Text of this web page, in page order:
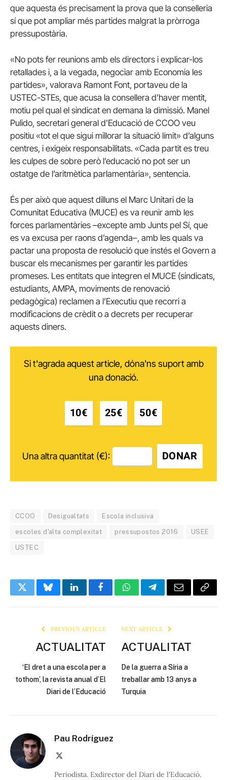
que aquesta és precisament la prova que la conselleria
sí que pot ampliar més partides malgrat la pròrroga
pressupostària.
«No pots fer reunions amb els directors i explicar-los
retallades i, a la vegada, negociar amb Economia les
partides», valorava Ramont Font, portaveu de la
USTEC-STEs, que acusa la consellera d’haver mentit,
motiu pel qual el sindicat en demana la dimissió. Manel
Pulido, secretari general d’Educació de CCOO veu
positiu «tot el que sigui millorar la situació límit» d’alguns
centres, i exigeix responsabilitats. «Cada partit es treu
les culpes de sobre però l’educació no pot ser un
ostatge de l’aritmètica parlamentària», sentencia.
És per això que aquest dilluns el Marc Unitari de la
Comunitat Educativa (MUCE) es va reunir amb les
forces parlamentàries –excepte amb Junts pel Sí, que
es va excusa per raons d’agenda–, amb les quals va
pactar una proposta de resolució que instés el Govern a
buscar els mecanismes per garantir les partides
promeses. Les entitats que integren el MUCE (sindicats,
estudiants, AMPA, moviments de renovació
pedagògica) reclamen a l’Executiu que recorri a
modificacions de crèdit o a decrets per recuperar
aquests diners.
Si t'agrada aquest article, dóna'ns suport amb
una donació.
10€ 25€ 50€
Una altra quantitat (€): DONAR
CCOO Desigualtats Escola inclusiva
escoles d'alta complexitat pressupostos 2016 USEE
USTEC
TwitterBlueskyLinkedInFacebookWhatsAppTelegramEmail Copy
PREVIOUS ARTICLE
ACTUALITAT
‘El dret a una escola per a
tothom’, la revista anual d’El
Diari de l’Educació
NEXT ARTICLE
ACTUALITAT
De la guerra a Síria a
treballar amb 13 anys a
Turquia
Pau Rodríguez
Periodista. Exdirector del Diari de l'Educació.